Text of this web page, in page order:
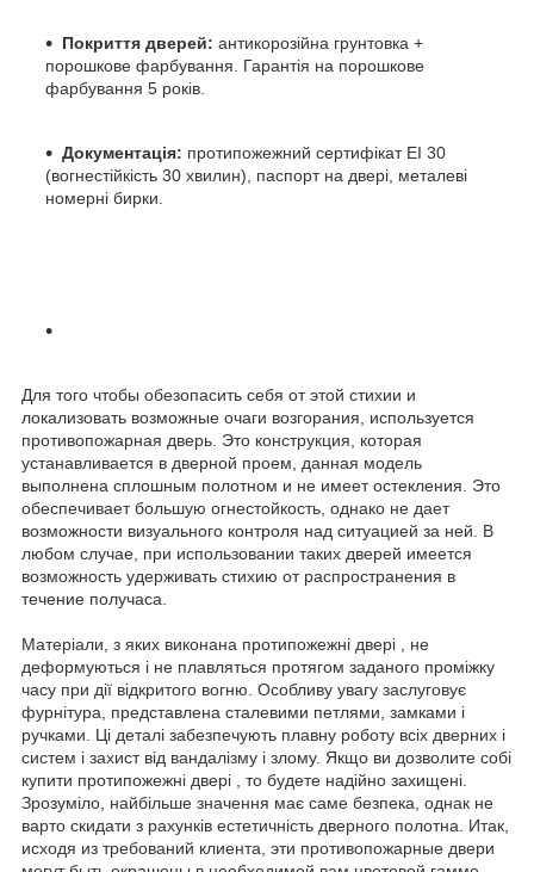
Покриття дверей: антикорозійна грунтовка +
порошкове фарбування. Гарантія на порошкове
фарбування 5 років.
Документація: протипожежний сертифікат EI 30
(вогнестійкість 30 хвилин), паспорт на двері, металеві
номерні бирки.
Для того чтобы обезопасить себя от этой стихии и
локализовать возможные очаги возгорания, используется
противопожарная дверь. Это конструкция, которая
устанавливается в дверной проем, данная модель
выполнена сплошным полотном и не имеет остекления. Это
обеспечивает большую огнестойкость, однако не дает
возможности визуального контроля над ситуацией за ней. В
любом случае, при использовании таких дверей имеется
возможность удерживать стихию от распространения в
течение получаса.
Матеріали, з яких виконана протипожежні двері , не
деформуються і не плавляться протягом заданого проміжку
часу при дії відкритого вогню. Особливу увагу заслуговує
фурнітура, представлена сталевими петлями, замками і
ручками. Ці деталі забезпечують плавну роботу всіх дверних і
систем і захист від вандалізму і злому. Якщо ви дозволите собі
купити протипожежні двері , то будете надійно захищені.
Зрозуміло, найбільше значення має саме безпека, однак не
варто скидати з рахунків естетичність дверного полотна. Итак,
исходя из требований клиента, эти противопожарные двери